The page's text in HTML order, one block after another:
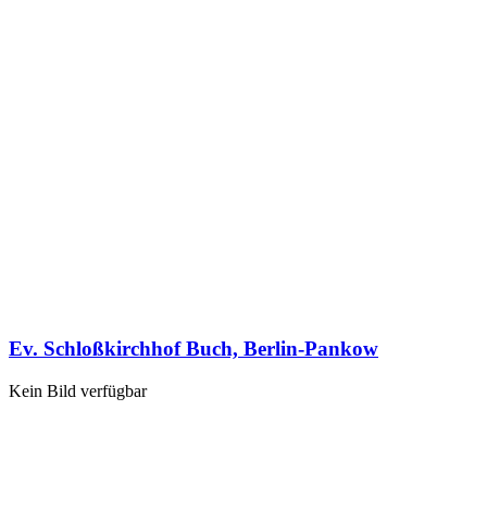
Ev. Schloßkirchhof Buch, Berlin-Pankow
Kein Bild verfügbar